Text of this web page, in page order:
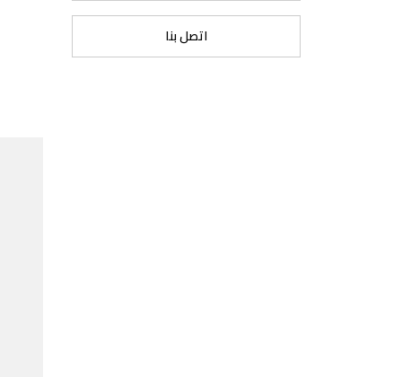
اتصل بنا